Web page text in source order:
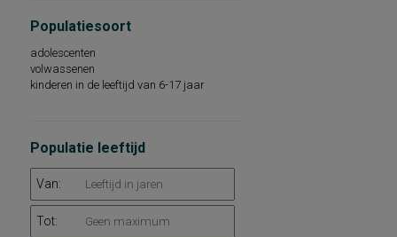
Populatiesoort
adolescenten
volwassenen
kinderen in de leeftijd van 6-17 jaar
Populatie leeftijd
Van:
Tot: